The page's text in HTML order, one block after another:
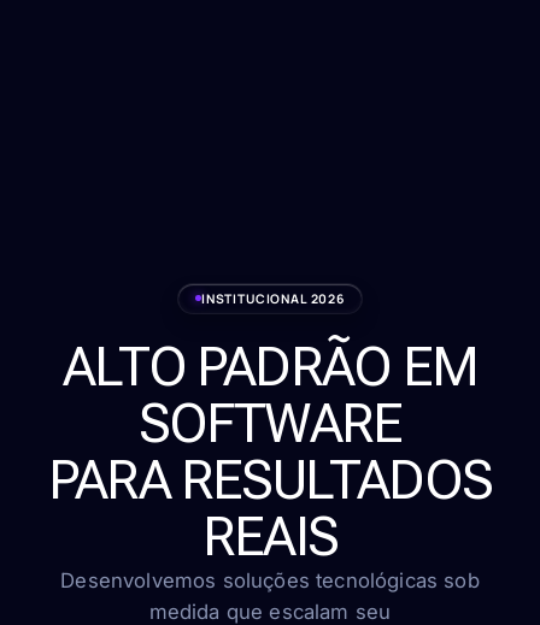
Serviços
Sobre
Clientes
Contato
INSTITUCIONAL 2026
ALTO PADRÃO EM
SOFTWARE
PARA RESULTADOS
REAIS
Desenvolvemos soluções tecnológicas sob
medida que escalam seu